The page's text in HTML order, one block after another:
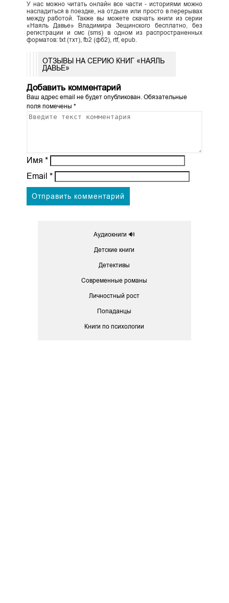
У нас можно читать онлайн все части - историями можно
насладиться в поездке, на отдыхе или просто в перерывах
между работой. Также вы можете скачать книги из серии
«Наяль Давье» Владимира Зещинского бесплатно, без
регистрации и смс (sms) в одном из распространенных
форматов: txt (тхт), fb2 (фб2), rtf, epub.
ОТЗЫВЫ НА СЕРИЮ КНИГ «НАЯЛЬ
ДАВЬЕ»
Добавить комментарий
Ваш адрес email не будет опубликован.Обязательные
поля помечены *
Имя *
Email *
Аудиокниги 🔊
Детские книги
Детективы
Современные романы
Личностный рост
Попаданцы
Книги по психологии